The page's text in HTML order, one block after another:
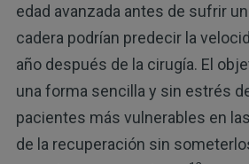
edad avanzada antes de sufrir
cadera podrían predecir la
año después de la cirugía. El
una forma sencilla y sin estrés
pacientes más vulnerables en
de la recuperación sin